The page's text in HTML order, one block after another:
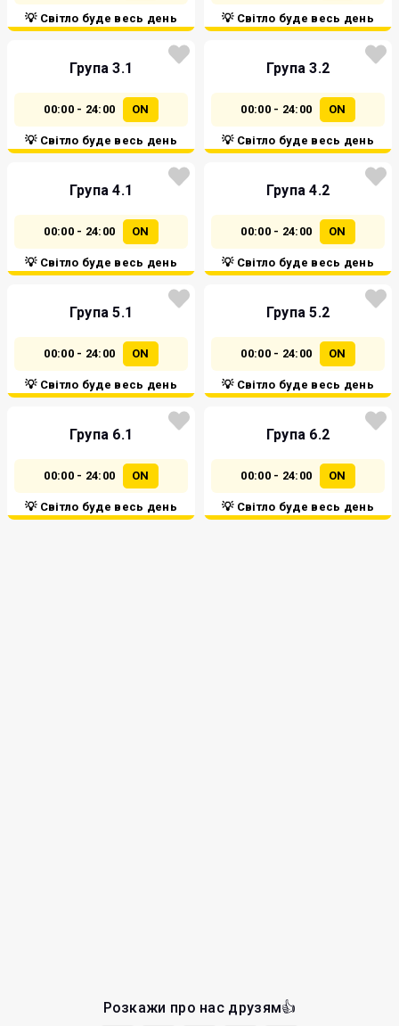
💡 Світло буде весь день 💡 Світло буде весь день
Група 3.1
00:00 - 24:00 ON
💡 Світло буде весь день
Група 3.2
00:00 - 24:00 ON
💡 Світло буде весь день
Група 4.1
00:00 - 24:00 ON
💡 Світло буде весь день
Група 4.2
00:00 - 24:00 ON
💡 Світло буде весь день
Група 5.1
00:00 - 24:00 ON
💡 Світло буде весь день
Група 5.2
00:00 - 24:00 ON
💡 Світло буде весь день
Група 6.1
00:00 - 24:00 ON
💡 Світло буде весь день
Група 6.2
00:00 - 24:00 ON
💡 Світло буде весь день
Розкажи про нас друзям👍